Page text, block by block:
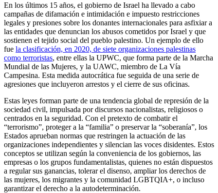
En los últimos 15 años, el gobierno de Israel ha llevado a cabo
campañas de difamación e intimidación e impuesto restricciones
legales y presiones sobre los donantes internacionales para asfixiar a
las entidades que denuncian los abusos cometidos por Israel y que
sostienen el tejido social del pueblo palestino. Un ejemplo de ello
fue la clasificación, en 2020, de siete organizaciones palestinas
como terroristas, entre ellas la UPWC, que forma parte de la Marcha
Mundial de las Mujeres, y la UAWC, miembro de La Vía
Campesina. Esta medida autocrática fue seguida de una serie de
agresiones que incluyeron arrestos y el cierre de sus oficinas.
Estas leyes forman parte de una tendencia global de represión de la
sociedad civil, impulsada por discursos nacionalistas, religiosos o
centrados en la seguridad. Con el pretexto de combatir el
“terrorismo”, proteger a la “familia” o preservar la “soberanía”, los
Estados aprueban normas que restringen la actuación de las
organizaciones independientes y silencian las voces disidentes. Estos
conceptos se utilizan según la conveniencia de los gobiernos, las
empresas o los grupos fundamentalistas, quienes no están dispuestos
a regular sus ganancias, tolerar el disenso, ampliar los derechos de
las mujeres, los migrantes y la comunidad LGBTQIA+, o incluso
garantizar el derecho a la autodeterminación.